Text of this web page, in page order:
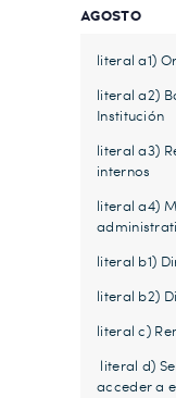
AGOSTO
literal a1)
literal a2)
Institución
literal a3)
internos
literal a4)
literal b1)
literal b2)
literal c)
literal d)
acceder a